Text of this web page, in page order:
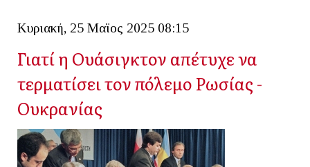
Κυριακή, 25 Μαϊος 2025 08:15
Γιατί η Ουάσιγκτον απέτυχε να
τερματίσει τον πόλεμο Ρωσίας -
Ουκρανίας